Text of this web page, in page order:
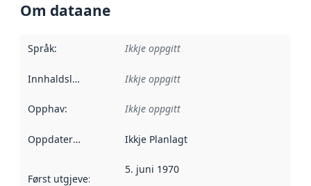
Om dataane
Språk: Ikkje oppgitt
Innhaldsleverandørar :
Ikkje oppgitt
Opphav: Ikkje oppgitt
Oppdateringsfrekvens :
Ikkje Planlagt
Først utgjeve: Denne datoen seier når dataa i dette
5. juni 1970